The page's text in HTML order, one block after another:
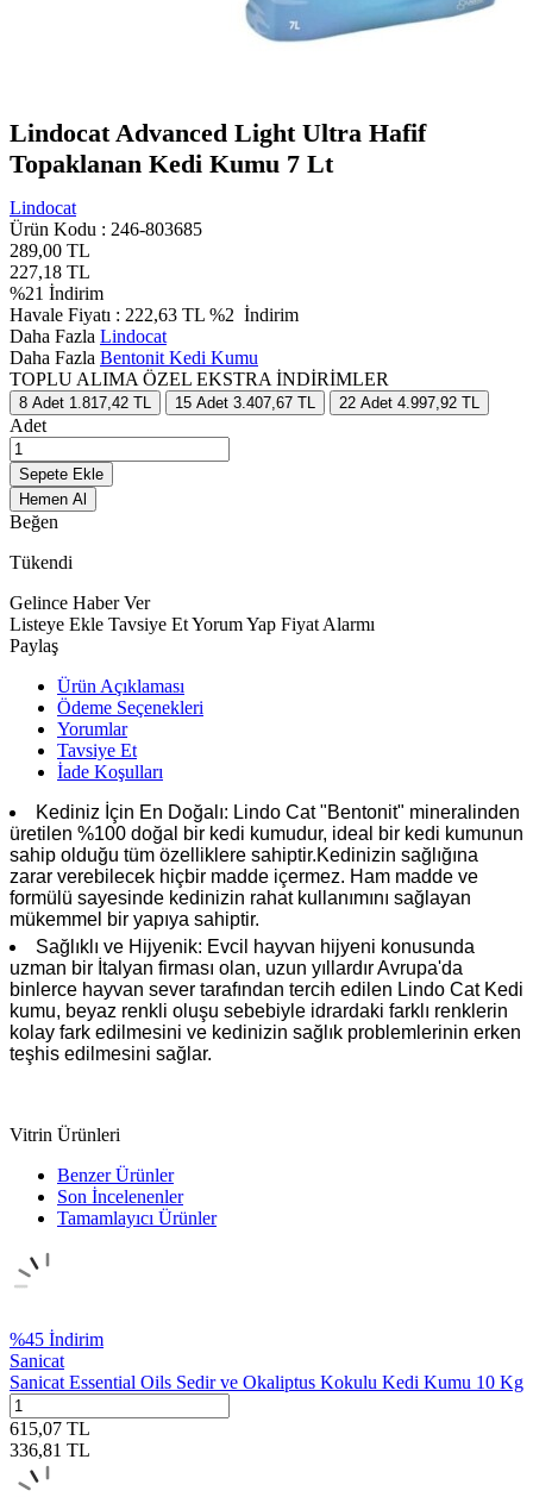
Lindocat Advanced Light Ultra Hafif
Topaklanan Kedi Kumu 7 Lt
Lindocat
Ürün Kodu : 246-803685
289,00 TL
227,18 TL
%21 İndirim
Havale Fiyatı : 222,63 TL %2 İndirim
Daha Fazla Lindocat
Daha Fazla Bentonit Kedi Kumu
TOPLU ALIMA ÖZEL EKSTRA İNDİRİMLER
8 Adet 1.817,42 TL 15 Adet 3.407,67 TL 22 Adet 4.997,92 TL
Adet
Sepete Ekle
Hemen Al
Beğen
Tükendi
Gelince Haber Ver
Listeye Ekle Tavsiye EtYorum Yap Fiyat Alarmı
Paylaş
Ürün Açıklaması
Ödeme Seçenekleri
Yorumlar
Tavsiye Et
İade Koşulları
Kediniz İçin En Doğalı: Lindo Cat "Bentonit" mineralinden
üretilen %100 doğal bir kedi kumudur, ideal bir kedi kumunun
sahip olduğu tüm özelliklere sahiptir.Kedinizin sağlığına
zarar verebilecek hiçbir madde içermez. Ham madde ve
formülü sayesinde kedinizin rahat kullanımını sağlayan
mükemmel bir yapıya sahiptir.
Sağlıklı ve Hijyenik: Evcil hayvan hijyeni konusunda
uzman bir İtalyan firması olan, uzun yıllardır Avrupa'da
binlerce hayvan sever tarafından tercih edilen Lindo Cat Kedi
kumu, beyaz renkli oluşu sebebiyle idrardaki farklı renklerin
kolay fark edilmesini ve kedinizin sağlık problemlerinin erken
teşhis edilmesini sağlar.
Vitrin Ürünleri
Benzer Ürünler
Son İncelenenler
Tamamlayıcı Ürünler
%45 İndirim
Sanicat
Sanicat Essential Oils Sedir ve Okaliptus Kokulu Kedi Kumu 10 Kg
615,07 TL
336,81 TL